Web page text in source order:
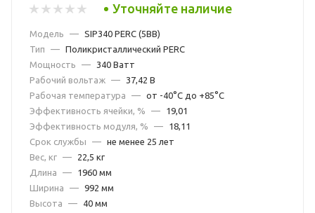
Уточняйте наличие
Модель — SIP340 PERC (5BB)
Тип
— Поликристаллический PERC
Мощность
—
340 Ватт
Рабочий вольтаж —
37,42 В
Рабочая температура
— от -40°С до +85°С
Эффективность ячейки, %
—
19,01
Эффективность модуля, %
—
18,11
Срок службы
— не менее 25 лет
Вес, кг —
22,5 кг
Длина
—
1960 мм
Ширина
— 992 мм
Высота
—
40 мм